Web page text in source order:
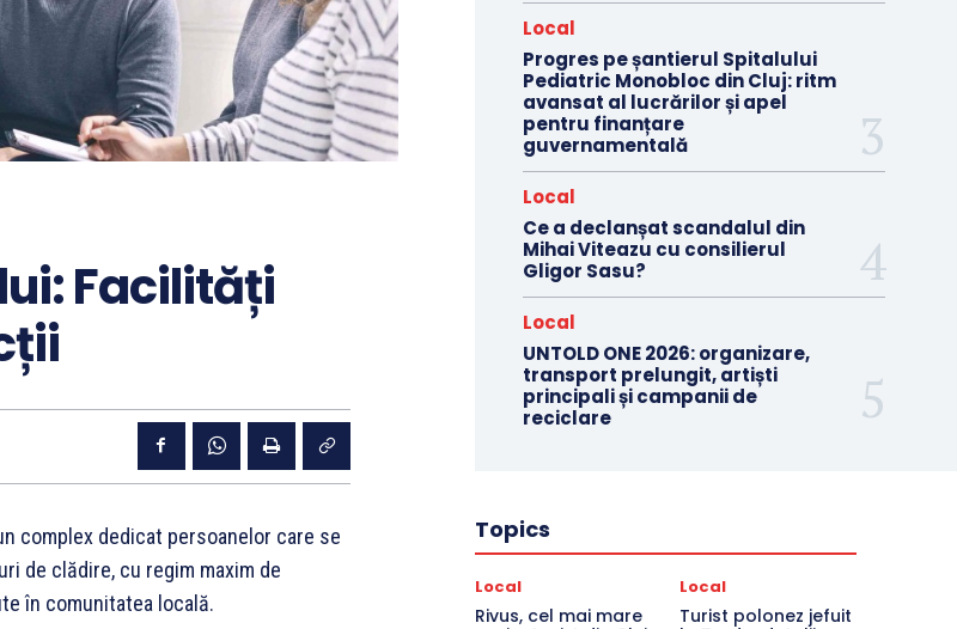
Facilități
complex dedicat persoanelor care se
de clădire, cu regim maxim de
în comunitatea locală.
Local
Progres pe șantierul Spitalului
Pediatric Monobloc din Cluj: ritm
avansat al lucrărilor și apel
pentru finanțare
guvernamentală
Local
Ce a declanșat scandalul din
Mihai Viteazu cu consilierul
Gligor Sasu?
Local
UNTOLD ONE 2026: organizare,
transport prelungit, artiști
principali și campanii de
reciclare
Topics
Local
Rivus, cel mai mare
Local
Turist polonez jefuit